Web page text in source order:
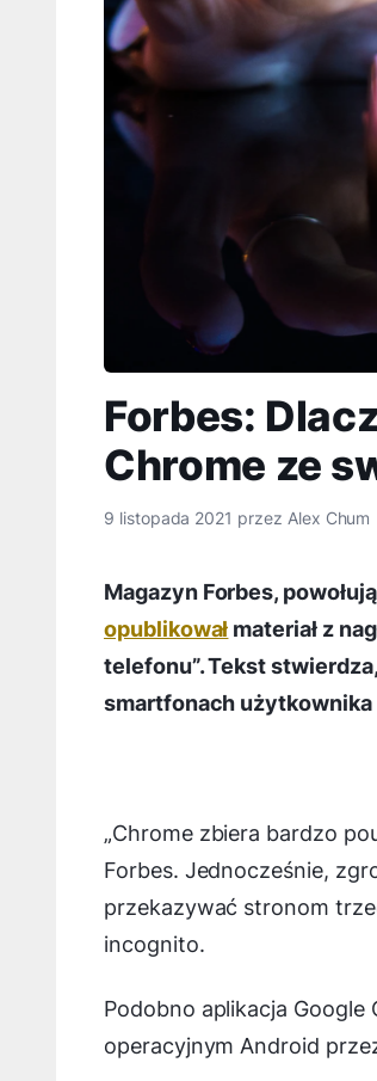
Forbes:
Chrome ze
9 listopada 2021 przez Alex Chum
Magazyn Forbes,
opublikował materiał z
telefonu”. Tekst
smartfonach
„Chrome zbiera bardzo
Forbes. Jednocześnie,
przekazywać stronom
incognito.
Podobno aplikacja
operacyjnym Android